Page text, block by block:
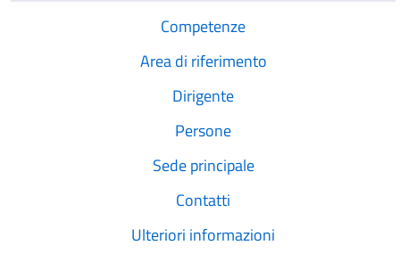
Competenze
Area di riferimento
Dirigente
Persone
Sede principale
Contatti
Ulteriori informazioni